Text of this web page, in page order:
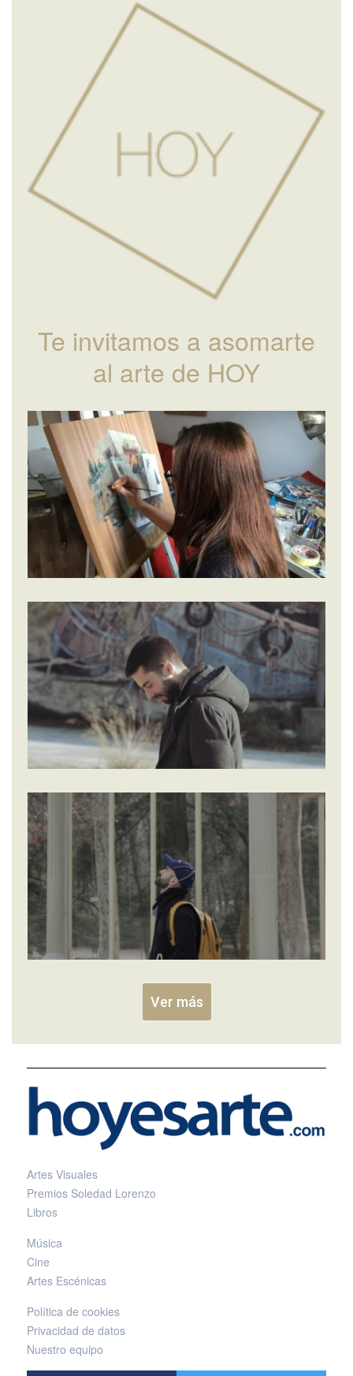
Te invitamos a asomarte
al arte de HOY
Ver más
Artes Visuales
Premios Soledad Lorenzo
Libros
Música
Cine
Artes Escénicas
Política de cookies
Privacidad de datos
Nuestro equipo